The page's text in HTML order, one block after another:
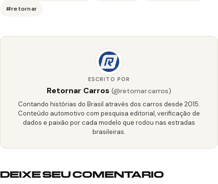
#retornar
ESCRITO POR
Retornar Carros (@retornar.carros)
Contando histórias do Brasil através dos carros desde 2015.
Conteúdo automotivo com pesquisa editorial, verificação de
dados e paixão por cada modelo que rodou nas estradas
brasileiras.
DEIXE SEU COMENTARIO